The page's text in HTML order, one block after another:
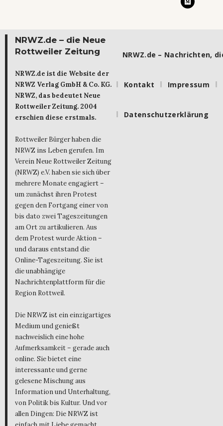
NRWZ.de – die Neue
Rottweiler Zeitung
NRWZ.de ist die Website der
NRWZ Verlag GmbH & Co. KG.
NRWZ, das bedeutet Neue
Rottweiler Zeitung. 2004
erschien diese erstmals.
Rottweiler Bürger haben die
NRWZ ins Leben gerufen. Im
Verein Neue Rottweiler Zeitung
(NRWZ) e.V. haben sie sich über
mehrere Monate engagiert –
um zunächst ihren Protest
gegen den Fortgang einer von
bis dato zwei Tageszeitungen
am Ort zu artikulieren. Aus
dem Protest wurde Aktion –
und daraus entstand die
Online-Tageszeitung. Sie ist
die unabhängige
Nachrichtenplattform für die
Region Rottweil.
Die NRWZ ist ein einzigartiges
Medium und genießt
nachweislich eine hohe
Aufmerksamkeit – gerade auch
online. Sie bietet eine
interessante und gerne
gelesene Mischung aus
Information und Unterhaltung,
von Politik bis Kultur. Und vor
allen Dingen: Die NRWZ ist
NRWZ.de – Nachrichten,
Kontakt Impressum
Datenschutzerklärung